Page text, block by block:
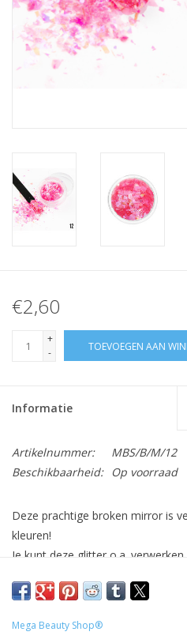
NIEUW! MBS Producten
Beauty Producten
Hema free line/Hypoallergenic
Nail Mist
€2,60
+
-
TOEVOEGEN AAN
Informatie
Artikelnummer:
MBS/B/M/12
Beschikbaarheid:
Op voorraad
Deze prachtige broken mirror is
kleuren!
Je kunt deze glitter o.a.
gebruikte kleur gellak, hierdoor is
onze clear acrylpoeders.
Mega Beauty Shop®